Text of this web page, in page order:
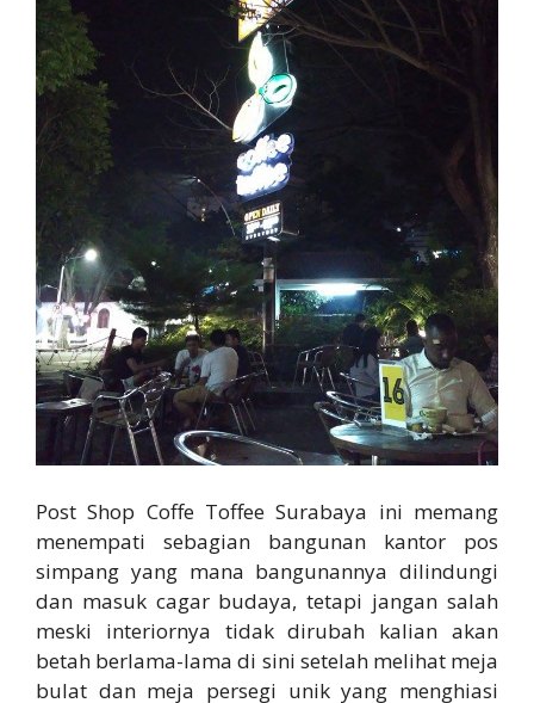
Post Shop Coffe Toffee Surabaya ini memang
menempati sebagian bangunan kantor pos
simpang yang mana bangunannya dilindungi
dan masuk cagar budaya, tetapi jangan salah
meski interiornya tidak dirubah kalian akan
betah berlama-lama di sini setelah melihat meja
bulat dan meja persegi unik yang menghiasi